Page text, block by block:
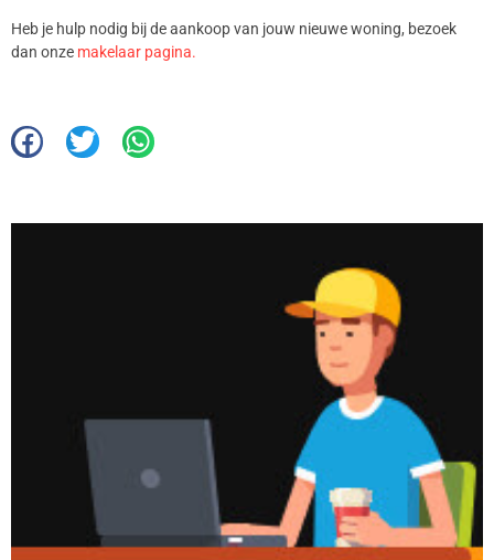
Heb je hulp nodig bij de aankoop van jouw nieuwe woning, bezoek
dan onze makelaar pagina.